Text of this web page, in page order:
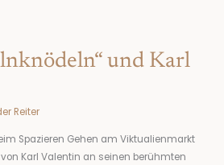
und Karl
Reiter
Spazieren Gehen am Viktualienmarkt
Karl Valentin an seinen berühmten